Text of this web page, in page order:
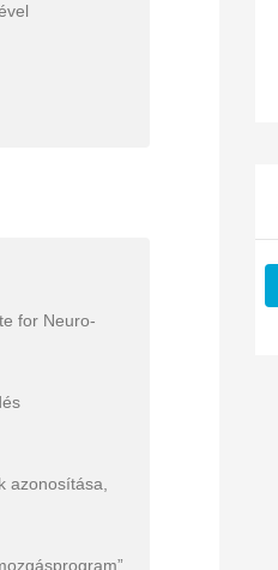
for Neuro-
azonosítása,